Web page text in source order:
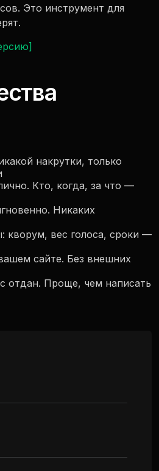
Это инструмент для
накрутки, только
Кто, когда, за что —
Никаких
кворум, вес голоса, сроки —
сайте. Без внешних
отдан. Проще, чем написать